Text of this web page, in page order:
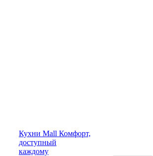
Кухни Mall Комфорт,
доступный
каждому